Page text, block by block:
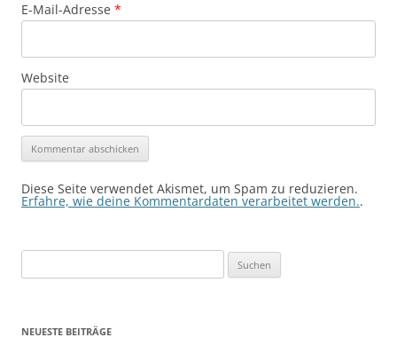
E-Mail-Adresse *
Website
Diese Seite verwendet Akismet, um Spam zu reduzieren.
Erfahre, wie deine Kommentardaten verarbeitet werden..
nach:
NEUESTE BEITRÄGE